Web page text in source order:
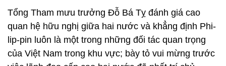
Tổng Tham mưu trưởng Đỗ Bá Tỵ đánh giá cao
quan hệ hữu nghị giữa hai nước và khẳng định Phi-
lip-pin luôn là một trong những đối tác quan trọng
của Việt Nam trong khu vực; bày tỏ vui mừng trước